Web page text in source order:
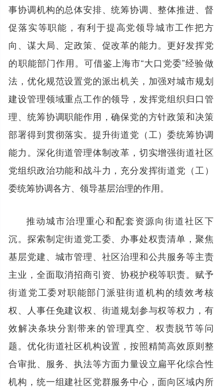
事协调机构的总体安排、统筹协调、整体推进、督
促落实等职能，有利于提高党领导城市工作把方
向、谋大局、定政策、促改革的能力。更好发挥党
的职能部门作用。可借鉴上海市“大口党委”经验做
法，优化规范设置党的派出机关，加强对城市规划
建设管理领域重点工作的领导，发挥党组织归口管
理、统筹协调职能作用，确保党的方针政策和决策
部署得到贯彻落实。提升街道党（工）委统筹协调
能力。深化街道管理体制改革，切实增强街道社区
党组织政治功能和战斗力，充分发挥街道党（工）
委统筹协调各方、领导基层治理的作用。
推动城市治理重心和配套资源向街道社区下
沉。探索制定街道党工委、办事处权责清单，聚焦
基层党建、城市管理、社区治理和公共服务等主责
主业，全面取消招商引资、协税护税等职责。赋予
街道党工委对职能部门派驻街道机构的绩效考核
权、人事任免建议权、街道规划参与权等权力，有
效解决条块分割带来的管理真空、权责脱节等问
题。优化街道社区机构设置，按照精简高效原则整
合审批、服务、执法等方面力量设立扁平化综合性
机构，统一组建社区党群服务中心，面向区域内所